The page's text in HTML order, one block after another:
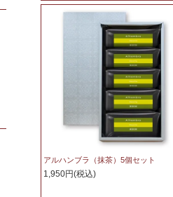
アルハンブラ（抹茶）5個セット
1,950円(税込)